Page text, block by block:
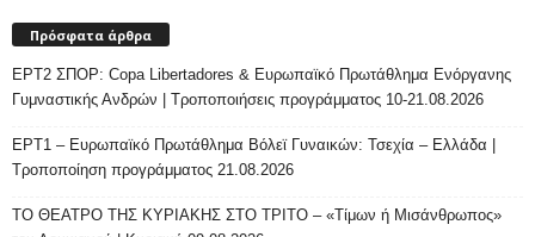
Πρόσφατα άρθρα
ΕΡΤ2 ΣΠΟΡ: Copa Libertadores & Ευρωπαϊκό Πρωτάθλημα Ενόργανης
Γυμναστικής Ανδρών | Τροποποιήσεις προγράμματος 10-21.08.2026
ΕΡΤ1 – Ευρωπαϊκό Πρωτάθλημα Βόλεϊ Γυναικών: Τσεχία – Ελλάδα |
Τροποποίηση προγράμματος 21.08.2026
ΤΟ ΘΕΑΤΡΟ ΤΗΣ ΚΥΡΙΑΚΗΣ ΣΤΟ ΤΡΙΤΟ – «Τίμων ή Μισάνθρωπος»